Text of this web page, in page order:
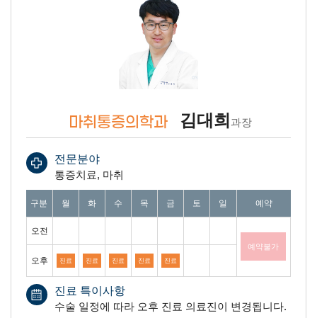
마취통증의학과 김대희 과장
전문분야
통증치료, 마취
구분
월 화 수 목 금 토 일 예약
오전
예약불가
오후 진료 진료 진료 진료 진료
진료 특이사항
수술 일정에 따라 오후 진료 의료진이 변경됩니다.